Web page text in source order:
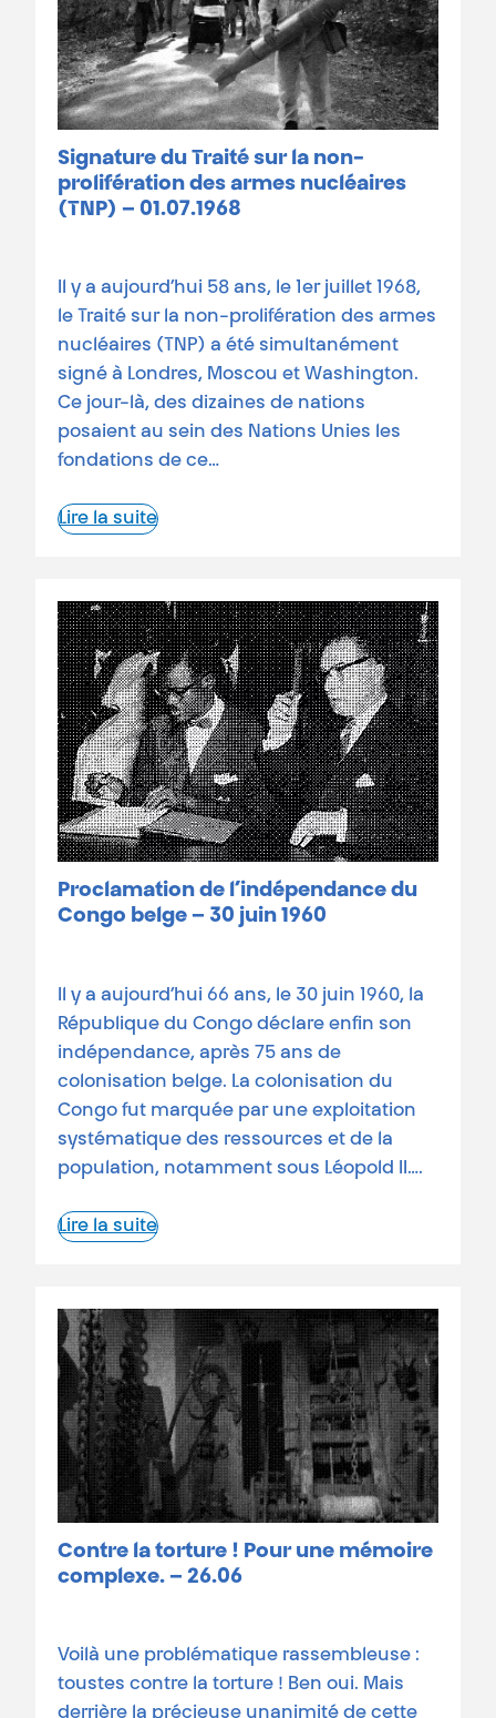
Signature du Traité sur la non-
prolifération des armes nucléaires
(TNP) – 01.07.1968
Il y a aujourd’hui 58 ans, le 1er juillet 1968,
le Traité sur la non-prolifération des armes
nucléaires (TNP) a été simultanément
signé à Londres, Moscou et Washington.
Ce jour-là, des dizaines de nations
posaient au sein des Nations Unies les
fondations de ce…
Lire la suite
Proclamation de l’indépendance du
Congo belge – 30 juin 1960
Il y a aujourd’hui 66 ans, le 30 juin 1960, la
République du Congo déclare enfin son
indépendance, après 75 ans de
colonisation belge. La colonisation du
Congo fut marquée par une exploitation
systématique des ressources et de la
population, notamment sous Léopold II….
Lire la suite
Contre la torture ! Pour une mémoire
complexe. – 26.06
Voilà une problématique rassembleuse :
toustes contre la torture ! Ben oui. Mais
derrière la précieuse unanimité de cette